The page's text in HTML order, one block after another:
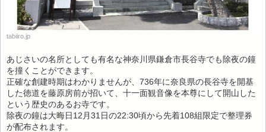
tabiiro.jp
あじさいの名所としても有名な神奈川県鎌倉市長谷寺でも除夜の鐘
を撞くことができます。
正確な創建時期はわかりませんが、736年に奈良県の長谷寺を開基
した徳道を藤原房前が招いて、十一面観音像を本尊にして開山した
という歴史のあるお寺です。
除夜の鐘は大晦日12月31日の22:30頃から先着108組限定で整理券
が配布されます。